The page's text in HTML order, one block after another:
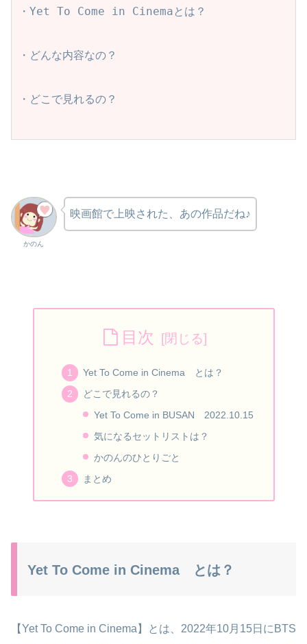
・Yet To Come in Cinemaとは？
・どんな内容なの？
・どこで見れるの？
かのん
映画館で上映された、あの作品だね♪
目次
Yet To Come in Cinema とは？
どこで見れるの？
Yet To Come in BUSAN 2022.10.15
気になるセットリストは？
かのんのひとりごと
まとめ
Yet To Come in Cinema とは？
【Yet To Come in Cinema】とは、2022年10月15日にBTS